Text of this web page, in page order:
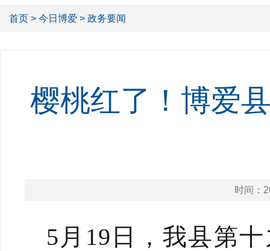
首页 > 今日博爱 > 政务要闻
樱桃红了！博爱
时间：
5月19日，我县第